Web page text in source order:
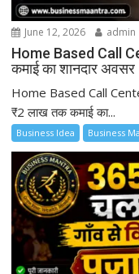
June 12, 2026 admin
Home Based Call
कमाई का शानदार अवसर
Home Based Call
₹2 लाख तक कमाई का...
Business Idea Business